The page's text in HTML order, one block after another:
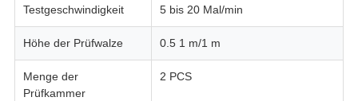
Testgeschwindigkeit 5 bis 20 Mal/min
Höhe der Prüfwalze 0.5 1 m/1 m
Menge der
Prüfkammer
2 PCS